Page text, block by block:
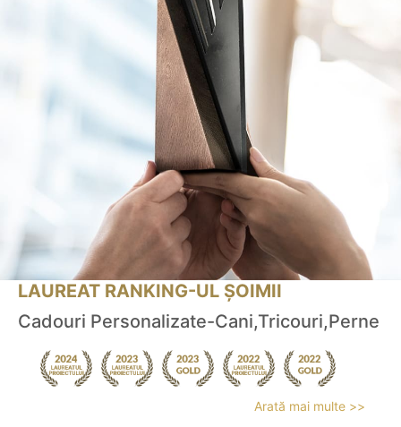
LAUREAT RANKING-UL ȘOIMII
Cadouri Personalizate-Cani,Tricouri,Perne
Arată mai multe >>